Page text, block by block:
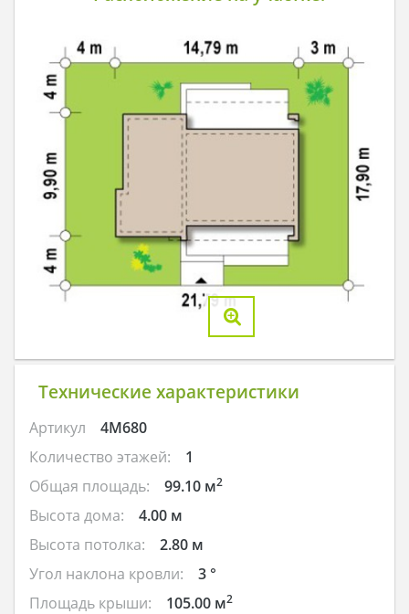
Технические характеристики
Артикул
4M680
Количество этажей:
1
Общая площадь:
99.10 м2
Высота дома:
4.00 м
Высота потолка:
2.80 м
Угол наклона кровли:
3 °
Площадь крыши:
105.00 м2